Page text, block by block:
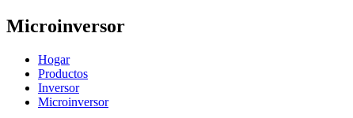
Microinversor
Hogar
Productos
Inversor
Microinversor